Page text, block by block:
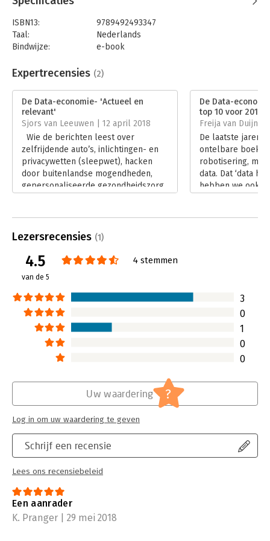
ISBN13:
9789492493347
Taal:
Nederlands
Bindwijze:
e-book
Bestandsformaat:
epub
Uitgever:
Maven Publishing
Druk:
Verschijningsdatum:
15-1-2018
Hoofdrubriek: Economie
Expertrecensies (2)
De Data-economie- 'Actueel en
relevant'
Sjors van Leeuwen | 12 april 2018
Wie de berichten leest over
zelfrijdende auto’s, inlichtingen- en
privacywetten (sleepwet), hacken
door buitenlandse mogendheden,
gepersonaliseerde gezondheidszorg
nieuwe goud.
De Data-
top 10 voor 2018'
Freija van Duijne
De laatste jaren
ontelbare
robotisering,
data. Dat ‘data
hebben we ook
Lezersrecensies (1)
4.5
van de 5
4 stemmen
3
0
1
0
0
Schrijf een recensie
Lees ons recensiebeleid
Uw waardering ?
Log in om uw waardering te geven
Een aanrader
K. Pranger | 29 mei 2018